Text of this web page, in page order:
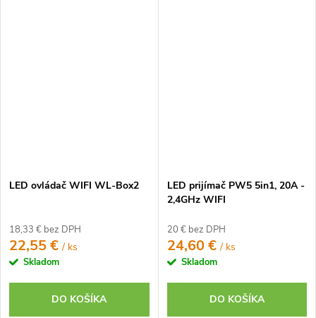
LED ovládač WIFI WL-Box2
18,33 € bez DPH
22,55 €/ ks
Skladom
DO KOŠÍKA
LED prijímač PW5 5in1, 20A -
2,4GHz WIFI
20 € bez DPH
24,60 €/ ks
Skladom
DO KOŠÍKA